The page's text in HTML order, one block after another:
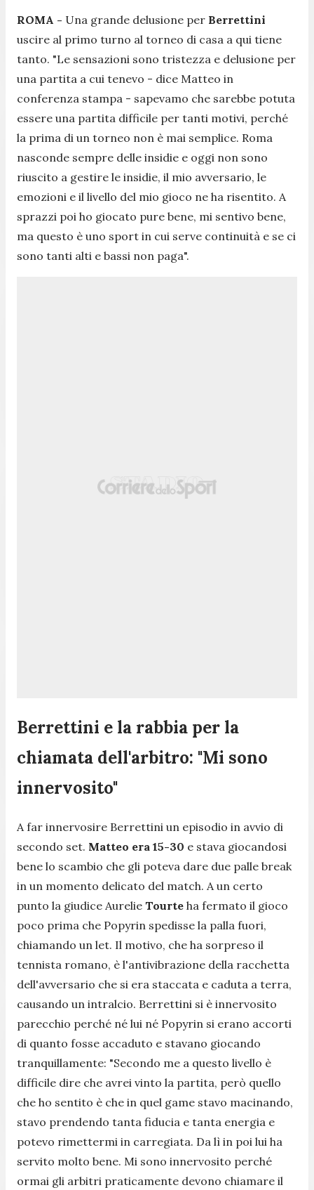
ROMA - Una grande delusione per Berrettini
uscire al primo turno al torneo di casa a qui tiene
tanto. "Le sensazioni sono tristezza e delusione per
una partita a cui tenevo - dice Matteo in
conferenza stampa - sapevamo che sarebbe potuta
essere una partita difficile per tanti motivi, perché
la prima di un torneo non è mai semplice. Roma
nasconde sempre delle insidie e oggi non sono
riuscito a gestire le insidie, il mio avversario, le
emozioni e il livello del mio gioco ne ha risentito. A
sprazzi poi ho giocato pure bene, mi sentivo bene,
ma questo è uno sport in cui serve continuità e se ci
sono tanti alti e bassi non paga".
Berrettini e la rabbia per la
chiamata dell'arbitro: "Mi sono
innervosito"
A far innervosire Berrettini un episodio in avvio di
secondo set. Matteo era 15-30 e stava giocandosi
bene lo scambio che gli poteva dare due palle break
in un momento delicato del match. A un certo
punto la giudice Aurelie Tourte ha fermato il gioco
poco prima che Popyrin spedisse la palla fuori,
chiamando un let. Il motivo, che ha sorpreso il
tennista romano, è l'antivibrazione della racchetta
dell'avversario che si era staccata e caduta a terra,
causando un intralcio. Berrettini si è innervosito
parecchio perché né lui né Popyrin si erano accorti
di quanto fosse accaduto e stavano giocando
tranquillamente: "Secondo me a questo livello è
difficile dire che avrei vinto la partita, però quello
che ho sentito è che in quel game stavo macinando,
stavo prendendo tanta fiducia e tanta energia e
potevo rimettermi in carregiata. Da lì in poi lui ha
servito molto bene. Mi sono innervosito perché
ormai gli arbitri praticamente devono chiamare il